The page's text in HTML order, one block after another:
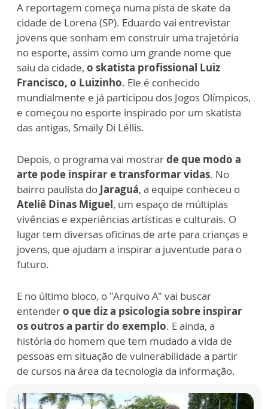
A reportagem começa numa pista de skate da
cidade de Lorena (SP). Eduardo vai entrevistar
jovens que sonham em construir uma trajetória
no esporte, assim como um grande nome que
saiu da cidade, o skatista profissional Luiz
Francisco, o Luizinho. Ele é conhecido
mundialmente e já participou dos Jogos Olímpicos,
e começou no esporte inspirado por um skatista
das antigas, Smaily Di Léllis.
Depois, o programa vai mostrarde que modo a
arte pode inspirar e transformar vidas. No
bairro paulista do Jaraguá, a equipe conheceu o
Ateliê Dinas Miguel, um espaço de múltiplas
vivências e experiências artísticas e culturais. O
lugar tem diversas oficinas de arte para crianças e
jovens, que ajudam a inspirar a juventude para o
futuro.
E no último bloco, o "Arquivo A" vai buscar
entendero que diz a psicologia sobre inspirar
os outros a partir do exemplo. E ainda, a
história do homem que tem mudado a vida de
pessoas em situação de vulnerabilidade a partir
de cursos na área da tecnologia da informação.